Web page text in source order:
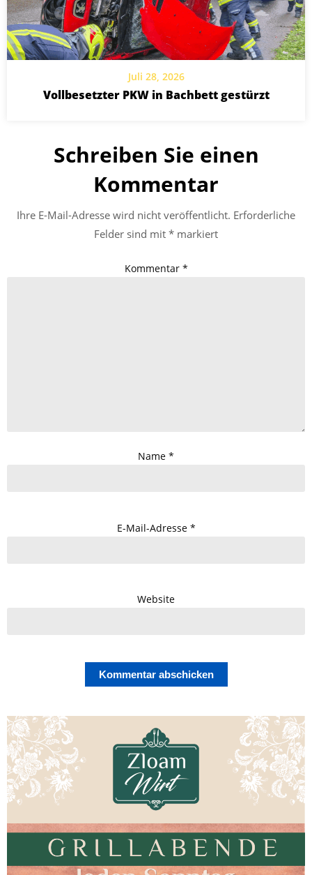
Juli 28, 2026
Vollbesetzter PKW in Bachbett gestürzt
Schreiben Sie einen
Kommentar
Ihre E-Mail-Adresse wird nicht veröffentlicht. Erforderliche
Felder sind mit * markiert
Kommentar *
Name *
E-Mail-Adresse *
Website